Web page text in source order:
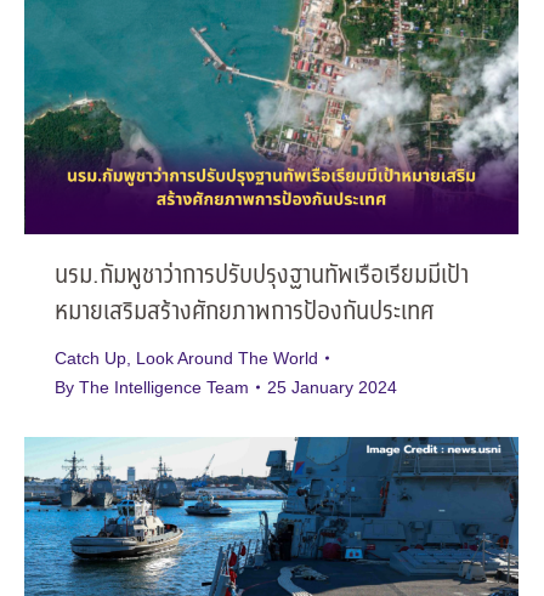
นรม.กัมพูชาว่าการปรับปรุงฐานทัพเรือเรียมมีเป้า
หมายเสริมสร้างศักยภาพการป้องกันประเทศ
Catch Up Look Around The World
By The Intelligence Team 25 January 2024